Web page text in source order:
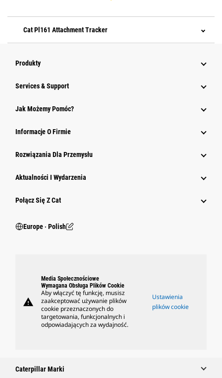
Cat Pl161 Attachment Tracker
Produkty
Services & Support
Jak Możemy Pomóc?
Informacje O Firmie
Rozwiązania Dla Przemysłu
Aktualności I Wydarzenia
Połącz Się Z Cat
Europe ‧ Polish
warning
Media Społecznościowe
Wymagana Obsługa Plików Cookie
Aby włączyć tę funkcję, musisz
zaakceptować używanie plików
cookie przeznaczonych do
targetowania, funkcjonalnych i
odpowiadających za wydajność.
Ustawienia
plików cookie
Caterpillar Marki